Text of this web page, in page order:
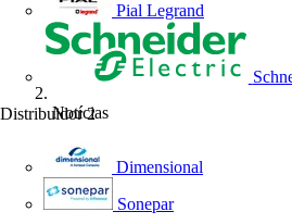
Pial Legrand
Distribuidor 2
Dimensional
Sonepar
Notícias